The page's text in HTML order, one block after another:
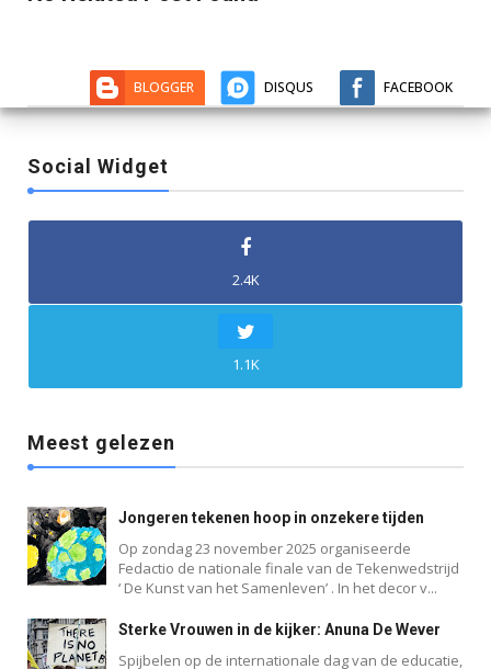
BLOGGER DISQUS FACEBOOK
Social Widget
2.4K
1.1K
Meest gelezen
Jongeren tekenen hoop in onzekere tijden
Op zondag 23 november 2025 organiseerde
Fedactio de nationale finale van de Tekenwedstrijd
‘ De Kunst van het Samenleven’ . In het decor v...
Sterke Vrouwen in de kijker: Anuna De Wever
Spijbelen op de internationale dag van de educatie,